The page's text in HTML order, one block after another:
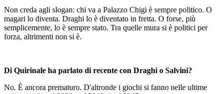
Non creda agli slogan: chi va a Palazzo Chigi è sempre politico. O
magari lo diventa. Draghi lo è diventato in fretta. O forse, più
semplicemente, lo è sempre stato. Tra quelle mura si è politici per
forza, altrimenti non si è.
Di Quirinale ha parlato di recente con Draghi o Salvini?
No. È ancora prematuro. D'altronde i giochi si fanno nelle ultime